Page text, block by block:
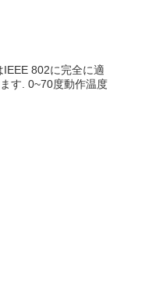
802に完全に適
す. 0~70度動作温度